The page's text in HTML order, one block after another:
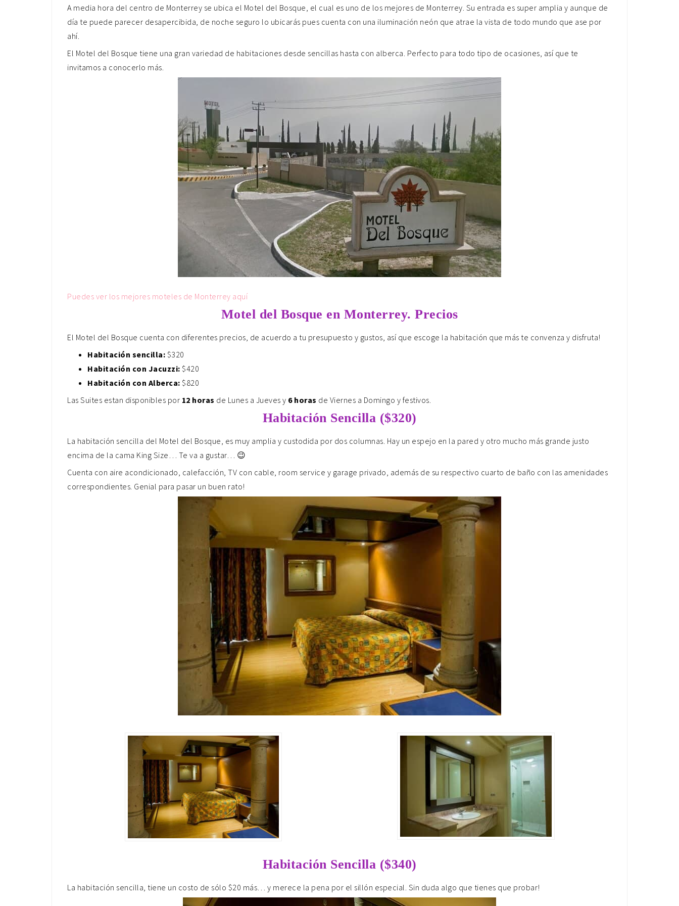
A media hora del centro de Monterrey se ubica el Motel del Bosque, el cual es uno de los mejores de Monterrey. Su entrada es super amplia y aunque de
día te puede parecer desapercibida, de noche seguro lo ubicarás pues cuenta con una iluminación neón que atrae la vista de todo mundo que ase por
ahí.
El Motel del Bosque tiene una gran variedad de habitaciones desde sencillas hasta con alberca. Perfecto para todo tipo de ocasiones, así que te
invitamos a conocerlo más.
Puedes ver los mejores moteles de Monterrey aquí
Motel del Bosque en Monterrey. Precios
El Motel del Bosque cuenta con diferentes precios, de acuerdo a tu presupuesto y gustos, así que escoge la habitación que más te convenza y disfruta!
Habitación sencilla: $320
Habitación con Jacuzzi: $420
Habitación con Alberca: $820
Las Suites estan disponibles por 12 horas de Lunes a Jueves y 6 horas de Viernes a Domingo y festivos.
Habitación Sencilla ($320)
La habitación sencilla del Motel del Bosque, es muy amplia y custodida por dos columnas. Hay un espejo en la pared y otro mucho más grande justo
encima de la cama King Size… Te va a gustar… 😉
Cuenta con aire acondicionado, calefacción, TV con cable, room service y garage privado, además de su respectivo cuarto de baño con las amenidades
correspondientes. Genial para pasar un buen rato!
Habitación Sencilla ($340)
La habitación sencilla, tiene un costo de sólo $20 más… y merece la pena por el sillón especial. Sin duda algo que tienes que probar!